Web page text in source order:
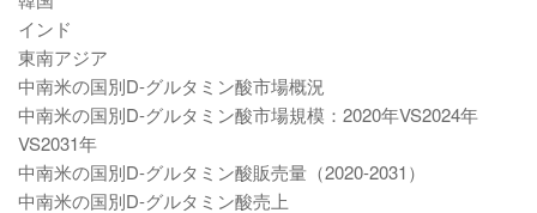
インド
東南アジア
中南米の国別D-グルタミン酸市場概況
中南米の国別D-グルタミン酸市場規模：2020年VS2024年
VS2031年
中南米の国別D-グルタミン酸販売量（2020-2031）
中南米の国別D-グルタミン酸売上